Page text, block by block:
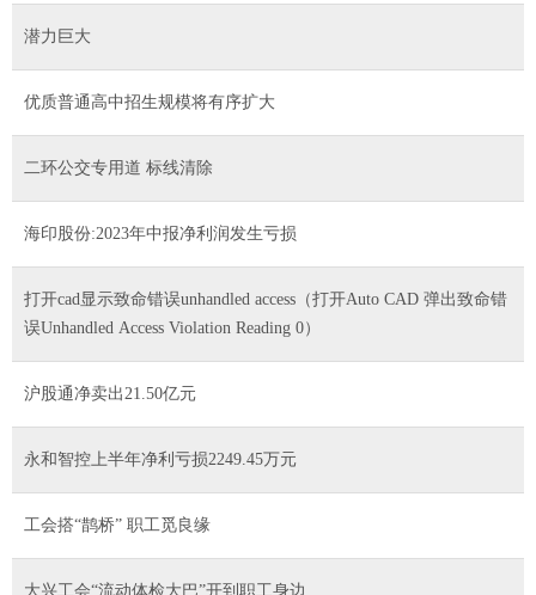
潜力巨大
优质普通高中招生规模将有序扩大
二环公交专用道 标线清除
海印股份:2023年中报净利润发生亏损
打开cad显示致命错误unhandled access（打开Auto CAD 弹出致命错
误Unhandled Access Violation Reading 0）
沪股通净卖出21.50亿元
永和智控上半年净利亏损2249.45万元
工会搭“鹊桥” 职工觅良缘
大兴工会“流动体检大巴”开到职工身边